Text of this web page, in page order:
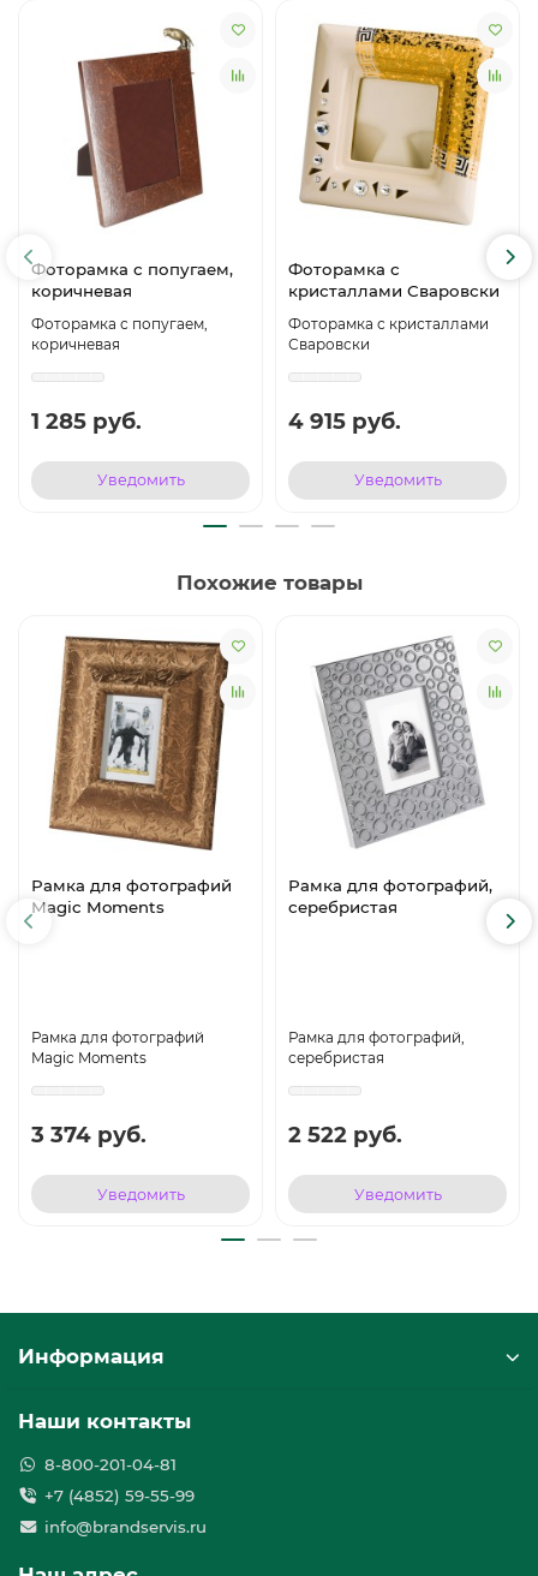
Фоторамка с попугаем,
коричневая
Фоторамка с попугаем,
коричневая
1 285 руб.
Уведомить
Фоторамка с
кристаллами Сваровски
Фоторамка с кристаллами
Сваровски
4 915 руб.
Уведомить
Похожие товары
Рамка для фотографий
Magic Moments
Рамка для фотографий
Magic Moments
3 374 руб.
Уведомить
Рамка для фотографий,
серебристая
Рамка для фотографий,
серебристая
2 522 руб.
Уведомить
Информация
Наши контакты
8-800-201-04-81
+7 (4852) 59-55-99
info@brandservis.ru